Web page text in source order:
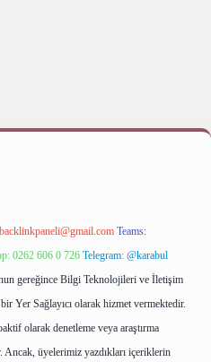
backlinkpaneli@gmail.com Teams:
0262 606 0 726 Telegram: @karabul
gereğince Bilgi Teknolojileri ve İletişim
Yer Sağlayıcı olarak hizmet vermektedir.
olarak denetleme veya araştırma
üyelerimiz yazdıkları içeriklerin